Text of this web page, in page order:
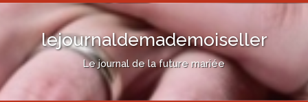
lejournaldemademoiseller
Le journal de la future mariée